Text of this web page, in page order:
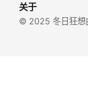
关于
© 2025 冬日狂想